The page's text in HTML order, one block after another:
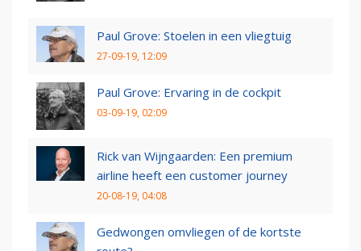
Paul Grove: Stoelen in een vliegtuig
27-09-19, 12:09
Paul Grove: Ervaring in de cockpit
03-09-19, 02:09
Rick van Wijngaarden: Een premium
airline heeft een customer journey
20-08-19, 04:08
Gedwongen omvliegen of de kortste